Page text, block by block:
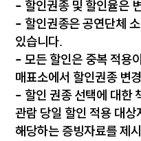
- 할인권종 및 할인율은
- 할인권종은 공연단체
있습니다.
- 모든 할인은 중복 적용
매표소에서 할인권종 변
- 할인 권종 선택에 대한
관람 당일 할인 적용 대상
해당하는 증빙자료를 제